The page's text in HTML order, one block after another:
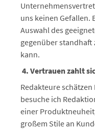
uns keinen Gefallen.
Auswahl des
gegenüber standhaft
kann.
4. Vertrauenzahlt
Redakteure
besuche ich
einer
großem Stile an